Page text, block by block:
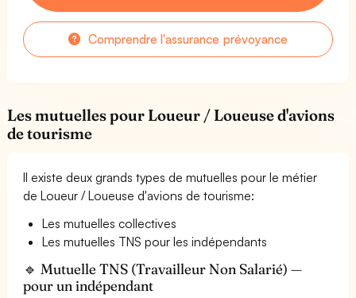
Comprendre l'assurance prévoyance
Les mutuelles pour Loueur / Loueuse d'avions
de tourisme
Il existe deux grands types de mutuelles pour le métier
de Loueur / Loueuse d'avions de tourisme:
Les mutuelles collectives
Les mutuelles TNS pour les indépendants
🔹 Mutuelle TNS (Travailleur Non Salarié) —
pour un indépendant